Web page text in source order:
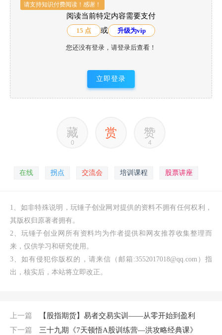
请支持知识付费阅读！感谢！
阅读当前特定内容需要支付
15 点 或 升级为vip
您还没有登录，请登录后查看！
立即登录
藏
0
赏 赞
4
在线 拐点 交流会 培训课程 股票讲座
1、如非特殊说明，玩锤子创业网对提供的资料不拥有任何权利，
其版权归原著者拥有。
2、玩锤子创业网所有资料均为作者提供和网友推荐收集整理而
来，仅供学习和研究使用。
3、如有侵犯你版权的，请来信（邮箱:3552017018@qq.com）指
出，核实后，本站将立即改正。
上一篇
【股指期货】易者交易实训——从零开始到盈利
下一篇
三十九期《7天顿悟A股训练营—洪攻略经典课》